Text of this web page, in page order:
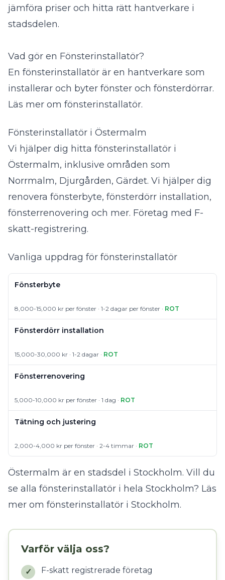
jämföra priser och hitta rätt hantverkare i
stadsdelen.
Vad gör en Fönsterinstallatör?
En fönsterinstallatör är en hantverkare som
installerar och byter fönster och fönsterdörrar.
Läs mer om fönsterinstallatör.
Fönsterinstallatör i Östermalm
Vi hjälper dig hitta fönsterinstallatör i
Östermalm, inklusive områden som
Norrmalm, Djurgården, Gärdet. Vi hjälper dig
renovera fönsterbyte, fönsterdörr installation,
fönsterrenovering och mer. Företag med F-
skatt-registrering.
Vanliga uppdrag för fönsterinstallatör
Fönsterbyte
8,000-15,000 kr per fönster · 1-2 dagar per fönster · ROT
Fönsterdörr installation
15,000-30,000 kr · 1-2 dagar · ROT
Fönsterrenovering
5,000-10,000 kr per fönster · 1 dag · ROT
Tätning och justering
2,000-4,000 kr per fönster · 2-4 timmar · ROT
Östermalm är en stadsdel i Stockholm. Vill du
se alla fönsterinstallatör i hela Stockholm? Läs
mer om fönsterinstallatör i Stockholm.
Varför välja oss?
✓ F-skatt registrerade företag